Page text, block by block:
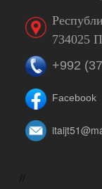
734025
+992
Facebook
//